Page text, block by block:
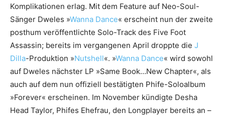
Komplikationen erlag. Mit dem Feature auf Neo-Soul-
Sänger Dweles »Wanna Dance« erscheint nun der zweite
posthum veröffentlichte Solo-Track des Five Foot
Assassin; bereits im vergangenen April droppte die J
Dilla-Produktion »Nutshell«. »Wanna Dance« wird sowohl
auf Dweles nächster LP »Same Book…New Chapter«, als
auch auf dem nun offiziell bestätigten Phife-Soloalbum
»Forever« erscheinen. Im November kündigte Desha
Head Taylor, Phifes Ehefrau, den Longplayer bereits an –